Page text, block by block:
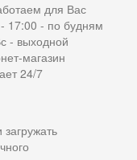
для Вас
17:00 - по будням
- выходной
магазин
24/7